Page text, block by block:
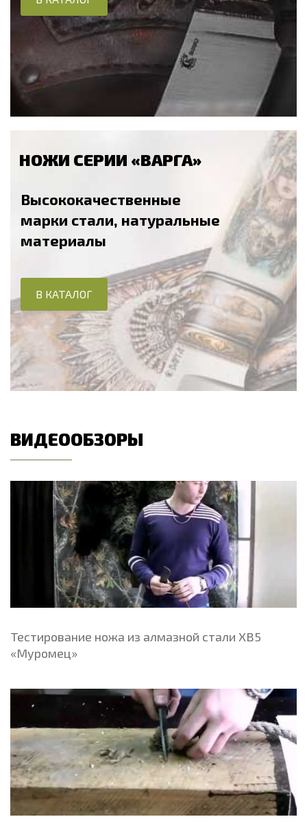
НОЖИ СЕРИИ «ВАРГА»
Высококачественные
марки стали, натуральные
материалы
В КАТАЛОГ
ВИДЕООБЗОРЫ
Тестирование ножа из алмазной стали ХВ5
«Муромец»